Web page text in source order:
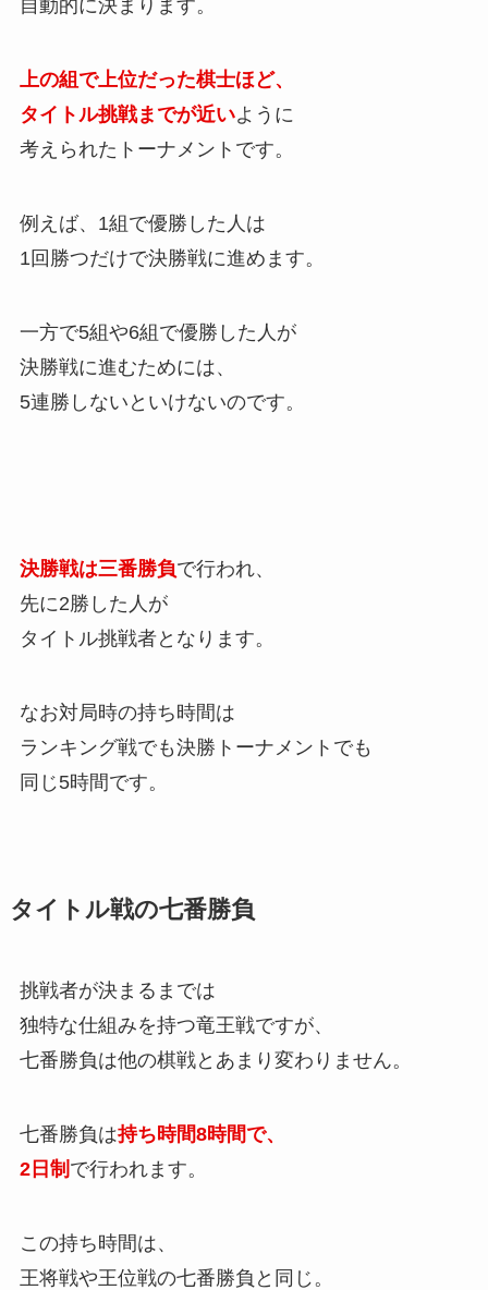
自動的に決まります。
上の組で上位だった棋士ほど、
タイトル挑戦までが近いように
考えられたトーナメントです。
例えば、1組で優勝した人は
1回勝つだけで決勝戦に進めます。
一方で5組や6組で優勝した人が
決勝戦に進むためには、
5連勝しないといけないのです。
決勝戦は三番勝負で行われ、
先に2勝した人が
タイトル挑戦者となります。
なお対局時の持ち時間は
ランキング戦でも決勝トーナメントでも
同じ5時間です。
タイトル戦の七番勝負
挑戦者が決まるまでは
独特な仕組みを持つ竜王戦ですが、
七番勝負は他の棋戦とあまり変わりません。
七番勝負は持ち時間8時間で、
2日制 で行われます。
この持ち時間は、
王将戦や王位戦の七番勝負と同じ。